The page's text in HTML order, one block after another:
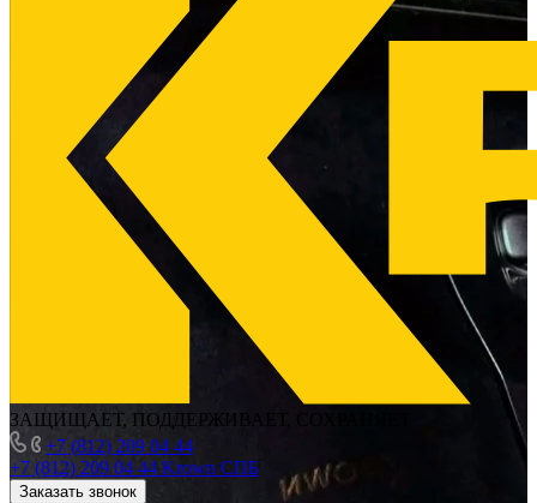
ЗАЩИЩАЕТ, ПОДДЕРЖИВАЕТ, СОХРАНЯЕТ
+7 (812) 209 04 44
+7 (812) 209 04 44 Krown СПБ
Заказать звонок